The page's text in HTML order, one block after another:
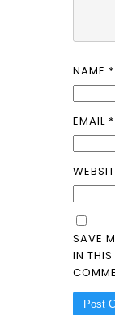
NAME *
EMAIL *
SAVE
IN THIS